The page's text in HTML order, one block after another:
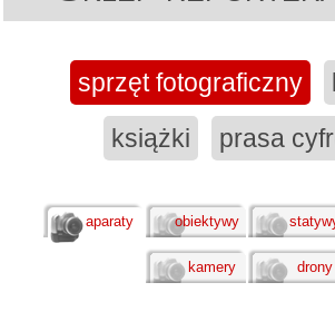
sprzęt fotograficzny
książki
prasa
aparaty obiektywy
kamery drony